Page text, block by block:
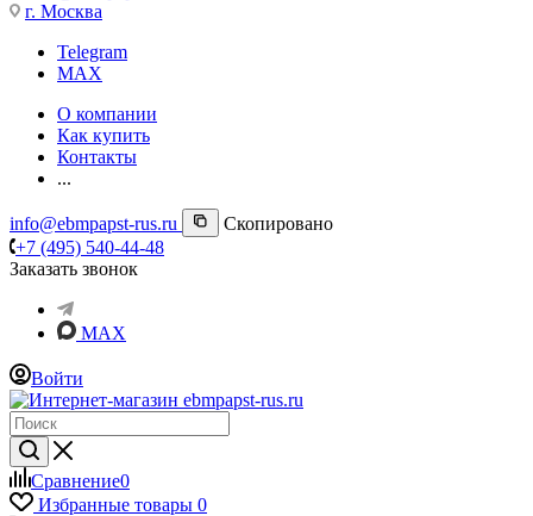
г. Москва
Telegram
MAX
О компании
Как купить
Контакты
...
info@ebmpapst-rus.ru
Скопировано
+7 (495) 540-44-48
Заказать звонок
MAX
Войти
Сравнение0
Избранные товары 0